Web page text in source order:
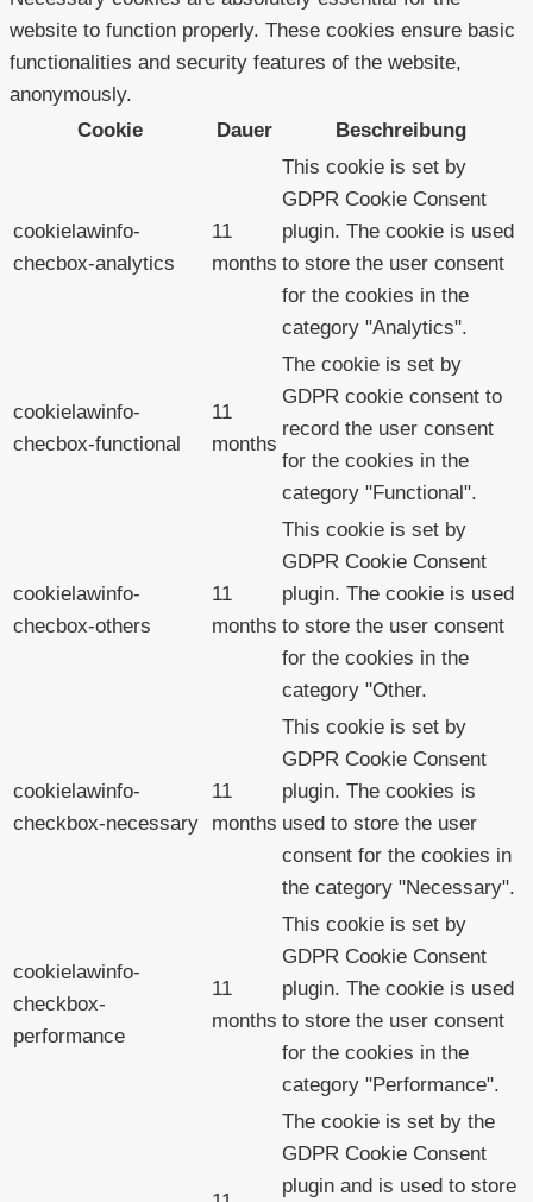
website to function properly. These cookies ensure basic
functionalities and security features of the website,
anonymously.
Cookie
Dauer Beschreibung
cookielawinfo-
checbox-analytics
11
months
This cookie is set by
GDPR Cookie Consent
plugin. The cookie is used
to store the user consent
for the cookies in the
category "Analytics".
cookielawinfo-
checbox-functional
11
months
The cookie is set by
GDPR cookie consent to
record the user consent
for the cookies in the
category "Functional".
cookielawinfo-
checbox-others
11
months
This cookie is set by
GDPR Cookie Consent
plugin. The cookie is used
to store the user consent
for the cookies in the
category "Other.
cookielawinfo-
checkbox-necessary
11
months
This cookie is set by
GDPR Cookie Consent
plugin. The cookies is
used to store the user
consent for the cookies in
the category "Necessary".
cookielawinfo-
checkbox-
performance
11
months
This cookie is set by
GDPR Cookie Consent
plugin. The cookie is used
to store the user consent
for the cookies in the
category "Performance".
The cookie is set by the
GDPR Cookie Consent
plugin and is used to store